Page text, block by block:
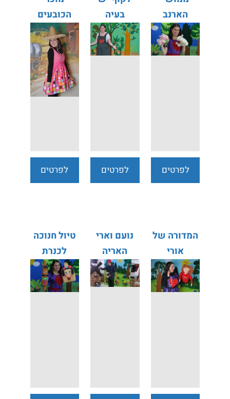
הארנב
לפרטים
בעיה
לפרטים
הכובעים
לפרטים
המדורה של
אורי
נועם וארי
האריה
הירושלמי
טיול חנוכה
לכנרת